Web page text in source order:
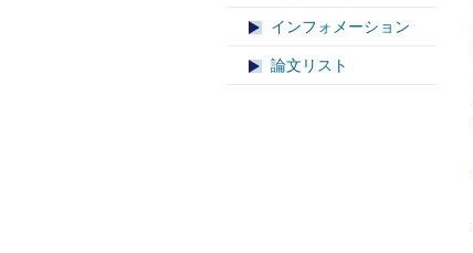
インフォメーション
論文リスト